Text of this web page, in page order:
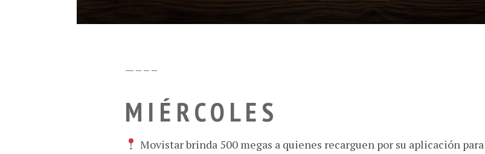
— – – –
M I É R C O L E S
Movistar brinda 500 megas a quienes recarguen por su aplicación para